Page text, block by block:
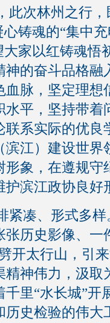
此次林州之行
铸魂的“集中
家以红铸魂悟
神的奋斗品格融
脉，坚定理想
平，坚持带着
系实际的优良
江）建设世界
象，在遵规守
护滨江政协良好
紧凑、形式多
历史影像、一
开太行山，引
神伟力，汲取
里“水长城”开
史检验的伟大